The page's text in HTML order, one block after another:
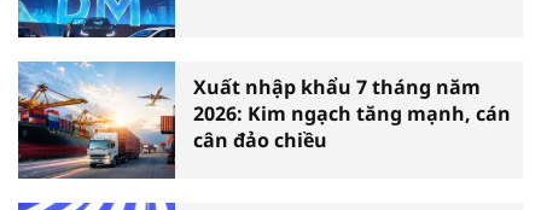
Xuất nhập khẩu 7 tháng năm
2026: Kim ngạch tăng mạnh, cán
cân đảo chiều